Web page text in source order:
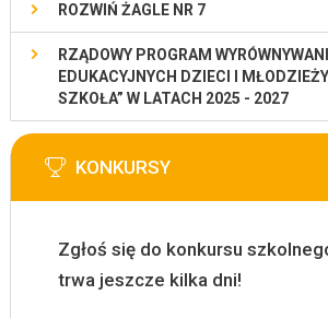
ROZWIŃ ŻAGLE NR 7
RZĄDOWY PROGRAM
EDUKACYJNYCH DZIECI I
SZKOŁA” W LATACH 2025 - 2027
KONKURSY
Zgłoś się do konkursu
trwa jeszcze kilka dni!